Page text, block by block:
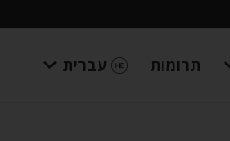
תרומות עברית